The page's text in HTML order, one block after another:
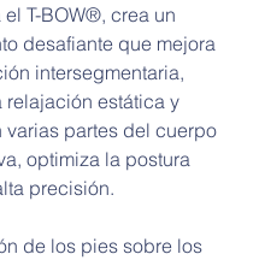
T-BOW®, crea un
desafiante que mejora
intersegmentaria,
relajación estática y
varias partes del cuerpo
optimiza la postura
precisión.
de los pies sobre los